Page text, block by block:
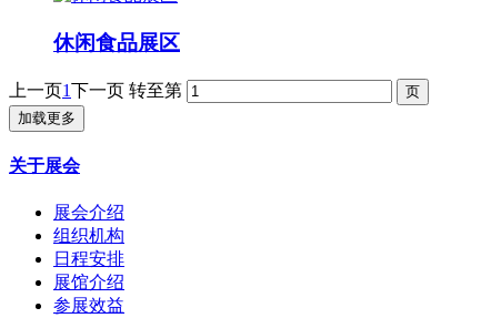
休闲食品展区
上一页1下一页 转至第
加载更多
关于展会
展会介绍
组织机构
日程安排
展馆介绍
参展效益